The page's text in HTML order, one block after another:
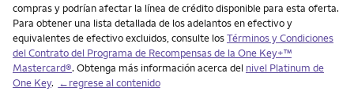
compras y podrían afectar la línea de crédito disponible para esta oferta.
Para obtener una lista detallada de los adelantos en efectivo y
equivalentes de efectivo excluidos, consulte losTérminos y Condiciones
del Contrato del Programa de Recompensas de la One Key+™
Mastercard®. Obtenga más información acerca del nivel Platinum de
One Key. ←regrese al contenido